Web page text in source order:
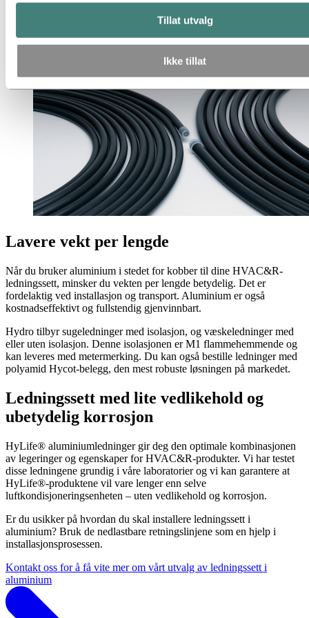
Tillat utvalg
Ikke tillat
aluminium
Et ledningssett i aluminium er et alternativ til kobber som kan
redusere vekten og minske kostnadene for
Lavere vekt per lengde
Når du bruker aluminium i stedet for kobber til dine HVAC&R-
ledningssett, minsker du vekten per lengde betydelig. Det er
fordelaktig ved installasjon og transport. Aluminium er også
kostnadseffektivt og fullstendig gjenvinnbart.
Hydro tilbyr sugeledninger med isolasjon, og væskeledninger med
eller uten isolasjon. Denne isolasjonen er M1 flammehemmende og
kan leveres med metermerking. Du kan også bestille ledninger med
polyamid Hycot-belegg, den mest robuste løsningen på markedet.
Ledningssett med lite vedlikehold og
ubetydelig korrosjon
HyLife® aluminiumledninger gir deg den optimale kombinasjonen
av legeringer og egenskaper for HVAC&R-produkter. Vi har testet
disse ledningene grundig i våre laboratorier og vi kan garantere at
HyLife®-produktene vil vare lenger enn selve
luftkondisjoneringsenheten – uten vedlikehold og korrosjon.
Er du usikker på hvordan du skal installere ledningssett i
aluminium? Bruk de nedlastbare retningslinjene som en hjelp i
installasjonsprosessen.
Kontakt oss for å få vite mer om vårt utvalg av ledningssett i
aluminium